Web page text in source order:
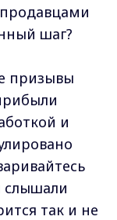
шаг?
призывы
и
слышали
так и не